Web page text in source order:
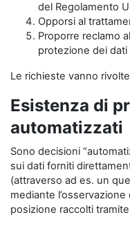
del Regolamento
Opporsi al
Proporre reclamo
protezione dei dati
Le richieste vanno
Esistenza di
automatizzati
Sono decisioni
sui dati forniti
(attraverso ad es. un
mediante
posizione raccolti tramite